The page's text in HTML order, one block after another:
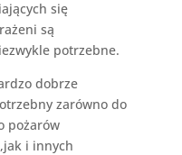
się
są
potrzebne.
dobrze
zarówno do
pożarów
i innych